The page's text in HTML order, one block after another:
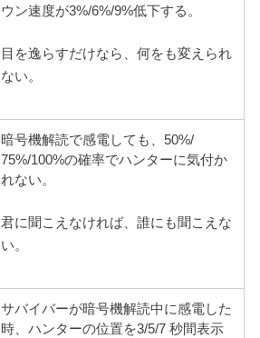
ウン速度が3%/6%/9%低下する。
目を逸らすだけなら、何をも変えられ
ない。
暗号機解読で感電しても、50%/
75%/100%の確率でハンターに気付か
れない。
君に聞こえなければ、誰にも聞こえな
い。
サバイバーが暗号機解読中に感電した
時、ハンターの位置を3/5/7 秒間表示